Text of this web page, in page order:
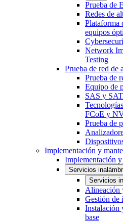
Prueba de
Redes de
Plataforma
equipos
Network
Testing
Prueba de red de
Prueba de
Equipo de
SAS y
FCoE y
Prueba de
Implementación y
Implementación
Servicios
Servicios
Alineación
Gestión de
Instalación
base